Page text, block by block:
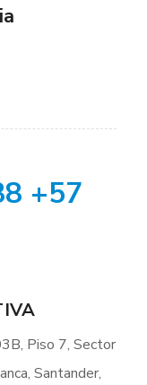
+57
Piso 7, Sector
Santander,